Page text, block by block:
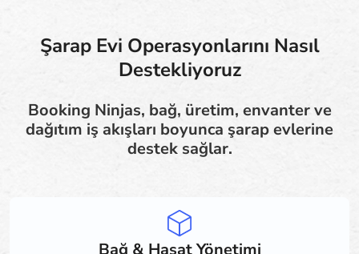
Şarap Evi Operasyonlarını Nasıl
Destekliyoruz
Booking Ninjas, bağ, üretim, envanter ve
dağıtım iş akışları boyunca şarap evlerine
destek sağlar.